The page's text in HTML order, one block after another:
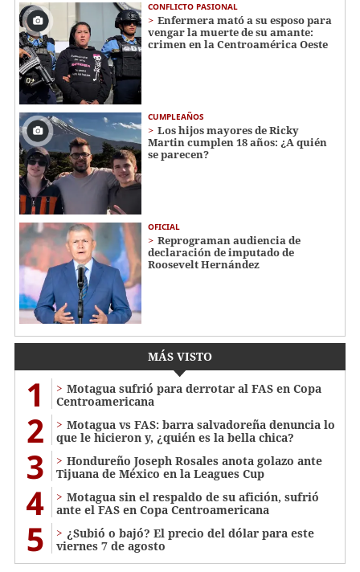
CONFLICTO PASIONAL
Enfermera mató a su esposo para
vengar la muerte de su amante:
crimen en la Centroamérica Oeste
CUMPLEAÑOS
Los hijos mayores de Ricky
Martin cumplen 18 años: ¿A quién
se parecen?
OFICIAL
Reprograman audiencia de
declaración de imputado de
Roosevelt Hernández
MÁS VISTO
1
Motagua sufrió para derrotar al FAS en Copa
Centroamericana
2
Motagua vs FAS: barra salvadoreña denuncia lo
que le hicieron y, ¿quién es la bella chica?
3
Hondureño Joseph Rosales anota golazo ante
Tijuana de México en la Leagues Cup
4
Motagua sin el respaldo de su afición, sufrió
ante el FAS en Copa Centroamericana
5
¿Subió o bajó? El precio del dólar para este
viernes 7 de agosto